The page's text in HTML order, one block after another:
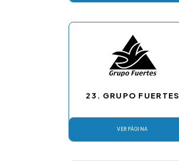
VER PÁGINA
23. GRUPO FUERTES